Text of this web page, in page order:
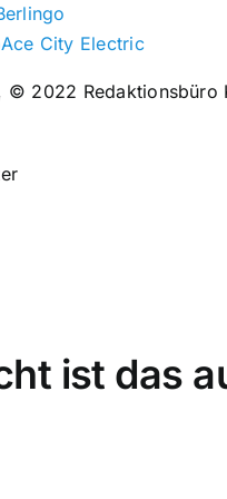
City Electric
© 2022 Redaktionsbüro
ist das